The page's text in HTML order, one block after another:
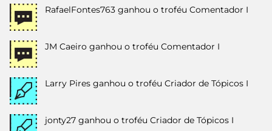
RafaelFontes763 ganhou o troféu Comentador I
JM Caeiro ganhou o troféu Comentador I
Larry Pires ganhou o troféu Criador de Tópicos I
jonty27 ganhou o troféu Criador de Tópicos I